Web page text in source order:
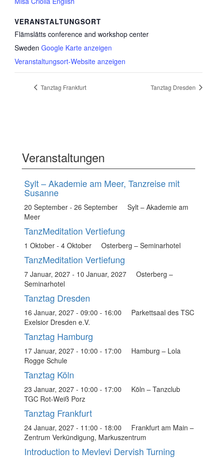
VERANSTALTUNGSORT
Flämslätts conference and workshop center
Sweden Google Karte anzeigen
Veranstaltungsort-Website anzeigen
Tanztag Frankfurt Tanztag Dresden
Veranstaltungen
Sylt – Akademie am Meer, Tanzreise mit
Susanne
20 September - 26 September
Sylt – Akademie am
Meer
TanzMeditation Vertiefung
1 Oktober - 4 Oktober Osterberg – Seminarhotel
TanzMeditation Vertiefung
7 Januar, 2027 - 10 Januar, 2027
Osterberg –
Seminarhotel
Tanztag Dresden
16 Januar, 2027 - 09:00 - 16:00
Parkettsaal des TSC
Exelsior Dresden e.V.
Tanztag Hamburg
17 Januar, 2027 - 10:00 - 17:00
Hamburg – Lola
Rogge Schule
Tanztag Köln
23 Januar, 2027 - 10:00 - 17:00
Köln – Tanzclub
TGC Rot-Weiß Porz
Tanztag Frankfurt
24 Januar, 2027 - 11:00 - 18:00
Frankfurt am Main –
Zentrum Verkündigung, Markuszentrum
Introduction to Mevlevi Dervish Turning